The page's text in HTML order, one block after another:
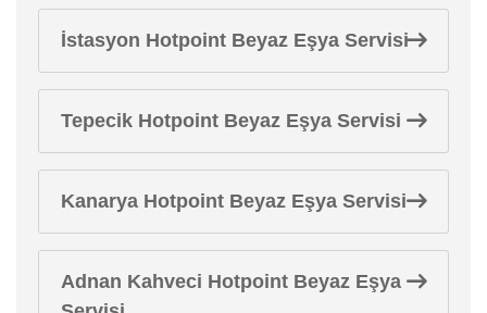
İstasyon Hotpoint Beyaz Eşya Servisi
Tepecik Hotpoint Beyaz Eşya Servisi
Kanarya Hotpoint Beyaz Eşya Servisi
Adnan Kahveci Hotpoint Beyaz Eşya